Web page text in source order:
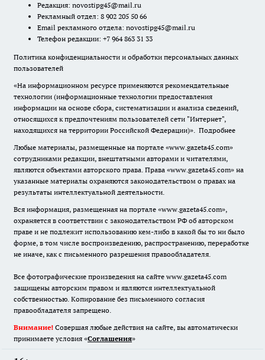
Редакция: novostipg45@mail.ru
Рекламный отдел: 8 902 205 50 66
Email рекламного отдела: novostipg45@mail.ru
Телефон редакции: +7 964 863 31 33
Политика конфиденциальности и обработки персональных данных
пользователей
«На информационном ресурсе применяются рекомендательные
технологии (информационные технологии предоставления
информации на основе сбора, систематизации и анализа сведений,
относящихся к предпочтениям пользователей сети "Интернет",
находящихся на территории Российской Федерации)». Подробнее
Любые материалы, размещенные на портале «www.gazeta45.com»
сотрудниками редакции, внештатными авторами и читателями,
являются объектами авторского права. Права «www.gazeta45.com» на
указанные материалы охраняются законодательством о правах на
результаты интеллектуальной деятельности.
Вся информация, размещенная на портале «www.gazeta45.com»,
охраняется в соответствии с законодательством РФ об авторском
праве и не подлежит использованию кем-либо в какой бы то ни было
форме, в том числе воспроизведению, распространению, переработке
не иначе, как с письменного разрешения правообладателя.
Все фотографические произведения на сайте www.gazeta45.com
защищены авторским правом и являются интеллектуальной
собственностью. Копирование без письменного согласия
правообладателя запрещено.
Внимание! Совершая любые действия на сайте, вы автоматически
принимаете условия «Cоглашения»